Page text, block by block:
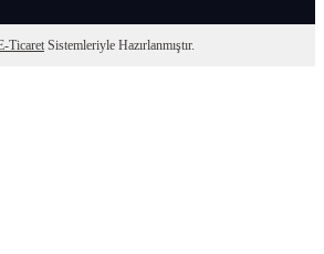
Ticaret Sistemleriyle Hazırlanmıştır.